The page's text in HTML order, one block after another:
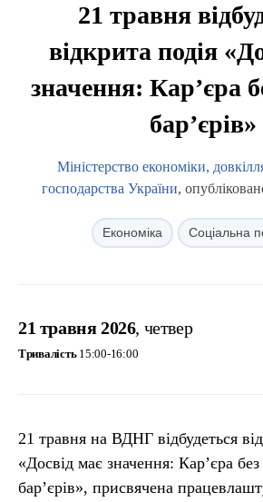
21 травня
відкрита подія
значення: Кар’єра
бар’єрів»
Міністерство економіки,
господарства України,
Економіка Соціальна
21 травня 2026, четвер
Тривалість15:00-16:00
21 травня на ВДНГ відбудеться
«Досвід має значення: Кар’єра без
бар’єрів», присвячена